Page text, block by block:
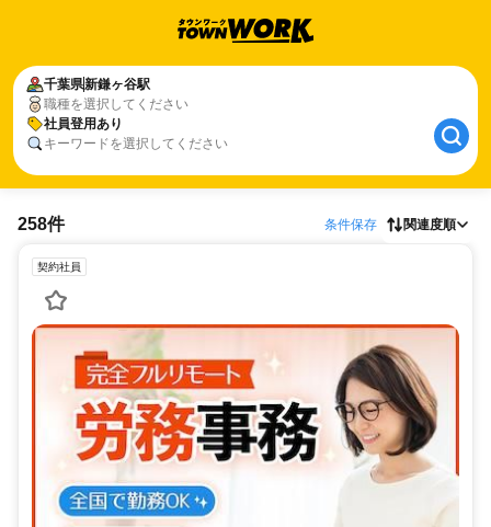
千葉県新鎌ヶ谷駅
職種を選択してください
社員登用あり
キーワードを選択してください
258件 条件保存 関連度順
契約社員